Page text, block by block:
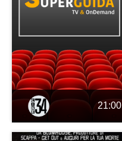
21:00